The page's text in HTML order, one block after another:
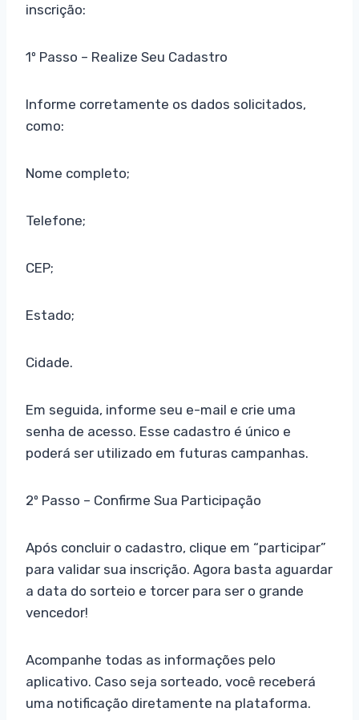
inscrição:
1º Passo – Realize Seu Cadastro
Informe corretamente os dados solicitados,
como:
Nome completo;
Telefone;
CEP;
Estado;
Cidade.
Em seguida, informe seu e-mail e crie uma
senha de acesso. Esse cadastro é único e
poderá ser utilizado em futuras campanhas.
2º Passo – Confirme Sua Participação
Após concluir o cadastro, clique em “participar”
para validar sua inscrição. Agora basta aguardar
a data do sorteio e torcer para ser o grande
vencedor!
Acompanhe todas as informações pelo
aplicativo. Caso seja sorteado, você receberá
uma notificação diretamente na plataforma.